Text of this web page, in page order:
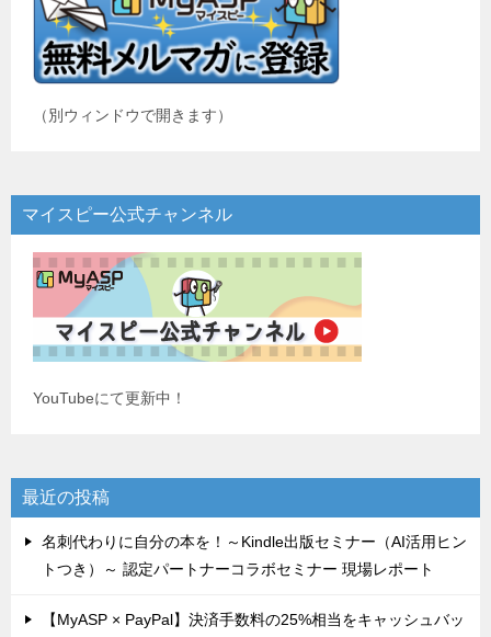
（別ウィンドウで開きます）
マイスピー公式チャンネル
YouTubeにて更新中！
最近の投稿
名刺代わりに自分の本を！～Kindle出版セミナー（AI活用ヒン
トつき）～ 認定パートナーコラボセミナー 現場レポート
【MyASP × PayPal】決済手数料の25%相当をキャッシュバッ